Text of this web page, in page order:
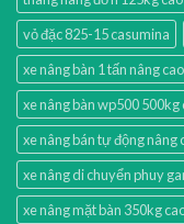
vỏ đặc 825-15 casumina
xe nâng bàn 1 tấn nâng
xe nâng bàn wp500 500kg
xe nâng bán tự động
xe nâng di chuyển phuy
xe nâng mặt bàn 350kg